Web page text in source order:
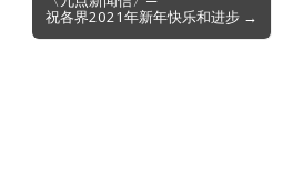
祝各界2021年新年快乐和进步 →